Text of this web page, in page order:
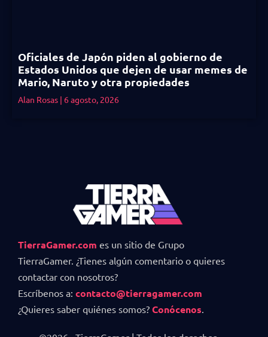
Oficiales de Japón piden al gobierno de
Estados Unidos que dejen de usar memes de
Mario, Naruto y otra propiedades
Alan Rosas 6 agosto, 2026
TierraGamer.com es un sitio de Grupo
TierraGamer. ¿Tienes algún comentario o quieres
contactar con nosotros?
Escríbenos a: contacto@tierragamer.com
¿Quieres saber quiénes somos? Conócenos